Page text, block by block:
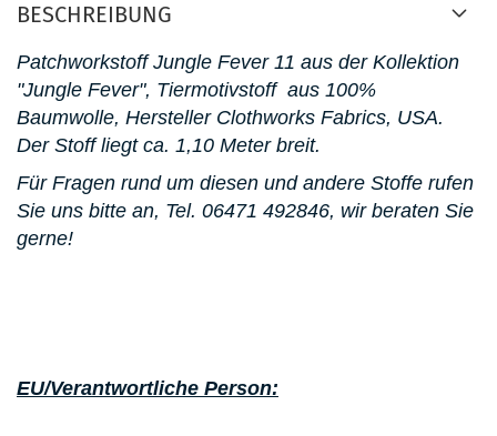
BESCHREIBUNG
Patchworkstoff Jungle Fever 11 aus der Kollektion
"Jungle Fever", Tiermotivstoff aus 100%
Baumwolle, Hersteller Clothworks Fabrics, USA.
Der Stoff liegt ca. 1,10 Meter breit.
Für Fragen rund um diesen und andere Stoffe rufen
Sie uns bitte an, Tel. 06471 492846, wir beraten Sie
gerne!
EU/Verantwortliche Person: